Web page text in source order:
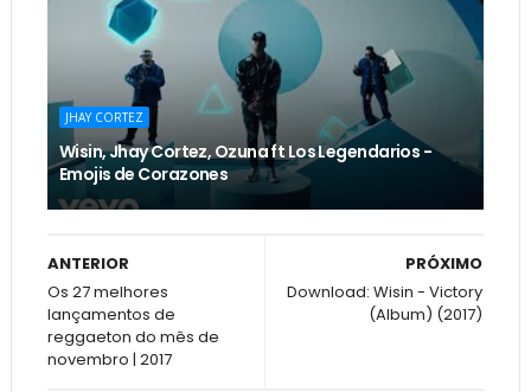
JHAY CORTEZ
Wisin, Jhay Cortez, Ozuna ft Los Legendarios -
Emojis de Corazones
PRÓXIMO
Download: Wisin - Victory
(Album) (2017)
ANTERIOR
Os 27 melhores
lançamentos de
reggaeton do mês de
novembro | 2017